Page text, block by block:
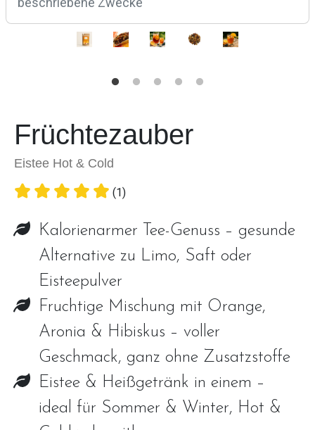
Früchtezauber
Eistee Hot & Cold
(1)
Kalorienarmer Tee-Genuss – gesunde
Alternative zu Limo, Saft oder
Eisteepulver
Fruchtige Mischung mit Orange,
Aronia & Hibiskus – voller
Geschmack, ganz ohne Zusatzstoffe
Eistee & Heißgetränk in einem –
ideal für Sommer & Winter, Hot &